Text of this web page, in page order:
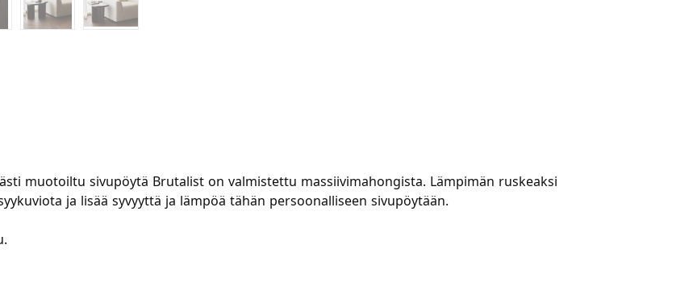
muotoiltu sivupöytä Brutalist on valmistettu massiivimahongista. Lämpimän ruskeaksi
ja lisää syvyyttä ja lämpöä tähän persoonalliseen sivupöytään.